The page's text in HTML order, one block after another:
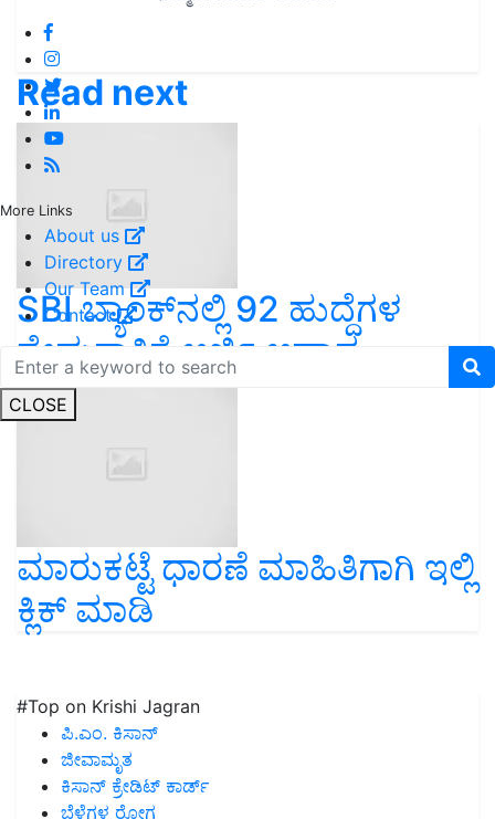
More Links
About us
Directory
Our Team
Contact
CLOSE
Read next
SBI ಬ್ಯಾಂಕ್‌ನಲ್ಲಿ 92 ಹುದ್ದೆಗಳ
ನೇಮಕಾತಿಗೆ ಅರ್ಜಿ ಆಹ್ವಾನ
ಮಾರುಕಟ್ಟೆ ಧಾರಣೆ ಮಾಹಿತಿಗಾಗಿ ಇಲ್ಲಿ
ಕ್ಲಿಕ್ ಮಾಡಿ
#Top on Krishi Jagran
ಪಿ.ಎಂ. ಕಿಸಾನ್
ಜೀವಾಮೃತ
ಕಿಸಾನ್ ಕ್ರೇಡಿಟ್ ಕಾರ್ಡ್
ಬೆಳೆಗಳ ರೋಗ